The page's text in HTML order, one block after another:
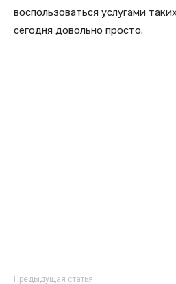
воспользоваться услугами
сегодня довольно просто.
Предыдущая статья